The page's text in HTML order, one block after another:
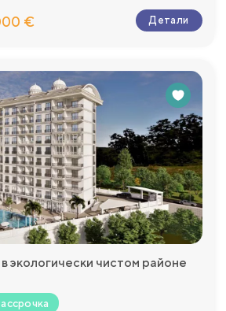
€ Детали
экологически чистом районе